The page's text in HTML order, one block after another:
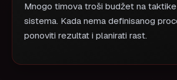
Mnogo timova troši budžet na
sistema. Kada nema definisanog
ponoviti rezultat i planirati rast.